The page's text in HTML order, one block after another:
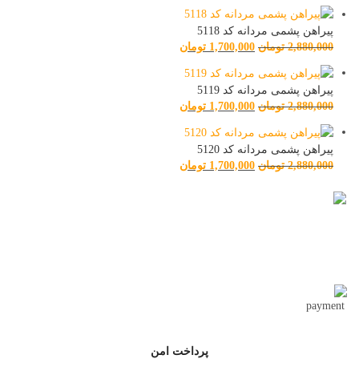
پیراهن پشمی مردانه کد 5118
2,880,000 تومان 1,700,000 تومان
پیراهن پشمی مردانه کد 5119
2,880,000 تومان 1,700,000 تومان
پیراهن پشمی مردانه کد 5120
2,880,000 تومان 1,700,000 تومان
پرداخت امن